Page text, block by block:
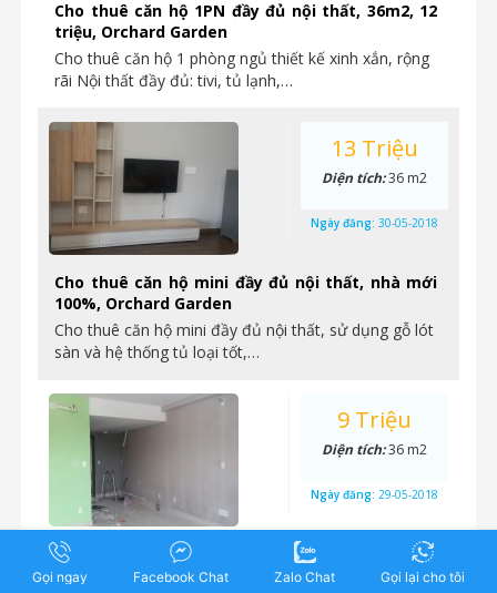
Cho thuê căn hộ 1PN đầy đủ nội thất, 36m2, 12
triệu, Orchard Garden
Cho thuê căn hộ 1 phòng ngủ thiết kế xinh xắn, rộng
rãi Nội thất đầy đủ: tivi, tủ lạnh,…
Cho thuê căn hộ mini đầy đủ nội thất, nhà mới
100%, Orchard Garden
Cho thuê căn hộ mini đầy đủ nội thất, sử dụng gỗ lót
sàn và hệ thống tủ loại tốt,…
13 Triệu
Diện tích:36 m2
Ngày đăng: 30-05-2018
Cho thuê officetel nhà hoàn thiện cơ bản, 36m2,
9 triệu, Orchard Garden
9 Triệu
Diện tích:36 m2
Ngày đăng: 29-05-2018
Gọi ngay Facebook Chat Zalo Chat Gọi lại cho tôi